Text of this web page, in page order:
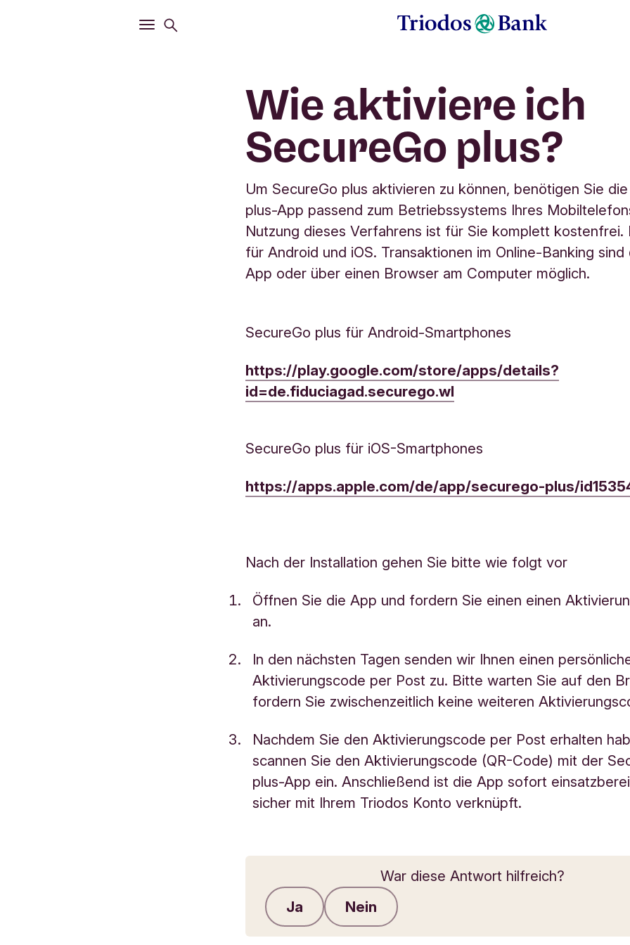
Öffnen
Hauptmenü
Wie aktiviere ich
SecureGo plus?
Um SecureGo plus aktivieren zu können, benötigen Sie
plus-App passend zum Betriebssystems Ihres
Nutzung dieses Verfahrens ist für Sie komplett kostenfrei.
für Android und iOS. Transaktionen im Online-Banking sind
App oder über einen Browser am Computer möglich.
SecureGo plus für Android-Smartphones
https://play.google.com/store/apps/details?
id=de.fiduciagad.securego.wl
SecureGo plus für iOS-Smartphones
https://apps.apple.com/de/app/securego-plus/
Nach der Installation gehen Sie bitte wie folgt vor
Öffnen Sie die App und fordern Sie einen einen
an.
In den nächsten Tagen senden wir Ihnen einen
Aktivierungscode per Post zu. Bitte warten Sie auf den
fordern Sie zwischenzeitlich keine weiteren
Nachdem Sie den Aktivierungscode per Post erhalten
scannen Sie den Aktivierungscode (QR-Code) mit der
plus-App ein. Anschließend ist die App sofort
sicher mit Ihrem Triodos Konto verknüpft.
War diese Antwort hilfreich?
Ja
Nein
Feedback senden